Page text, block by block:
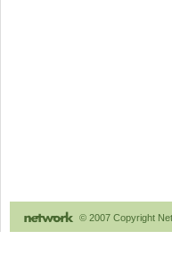
© 2007 Copyright